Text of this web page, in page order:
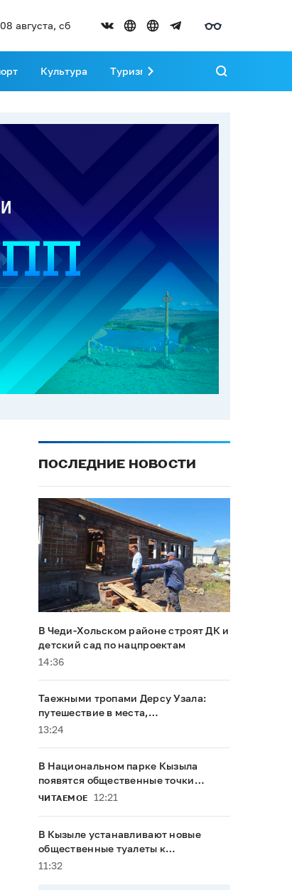
08 августа, сб
Культура Туризм Развитие Тувы
ПОСЛЕДНИЕ НОВОСТИ
В Чеди-Хольском районе строят ДК и
детский сад по нацпроектам
14:36
Таежными тропами Дерсу Узала:
путешествие в места,
напоминающие о герое Максима
13:24
В Национальном парке Кызыла
появятся общественные точки
доступа к интернету
ЧИТАЕМОЕ 12:21
В Кызыле устанавливают новые
общественные туалеты к
буддийскому форуму
11:32